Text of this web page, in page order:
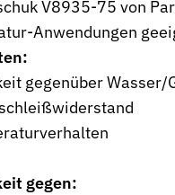
Systeme
Hydraulik und Pneumatik
in Hydraulik- und
V8935-75 von
Anwendungen
gegenüber Wasser/
gegen: